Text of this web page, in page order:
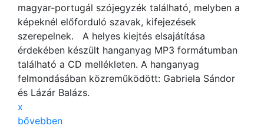
magyar-portugál szójegyzék található, melyben a
képeknél előforduló szavak, kifejezések
szerepelnek. A helyes kiejtés elsajátítása
érdekében készült hanganyag MP3 formátumban
található a CD mellékleten. A hanganyag
felmondásában közreműködött: Gabriela Sándor
és Lázár Balázs.
x
bővebben